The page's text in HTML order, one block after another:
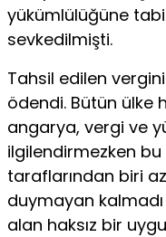
yükümlülüğüne
sevkedilmişti.
Tahsil edilen
ödendi. Bütün ülke
angarya, vergi ve
ilgilendirmezken
taraflarından biri
duymayan kalmadı
alan haksız bir